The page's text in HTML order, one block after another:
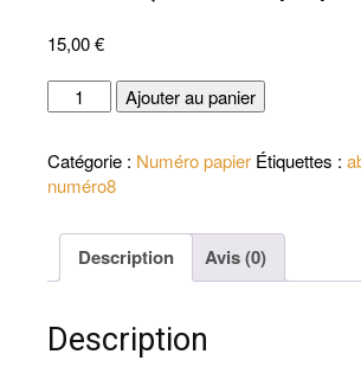
15,00€
quantité
de
-
Numéro
de
revue
papier)
Ajouter au panier
Catégorie : Numéro papier Étiquettes :
numéro8
Description Avis (0)
Description